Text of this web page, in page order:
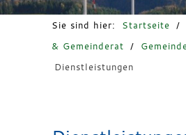
Sie sind hier: Startseite /
& Gemeinderat
/
Dienstleistungen